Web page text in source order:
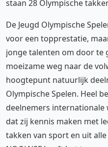
staan 28 Olympische
De Jeugd Olympische
voor een topprestatie,
jonge talenten om door te
moeizame weg naar de
hoogtepunt natuurlijk
Olympische Spelen. Heel
deelnemers
dat zij kennis maken met
takken van sport en uit